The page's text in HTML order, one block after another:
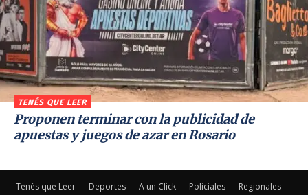
TENÉS QUE LEER
Proponen terminar con la publicidad de
apuestas y juegos de azar en Rosario
Tenés que Leer Deportes A un Click Policiales
Regionales